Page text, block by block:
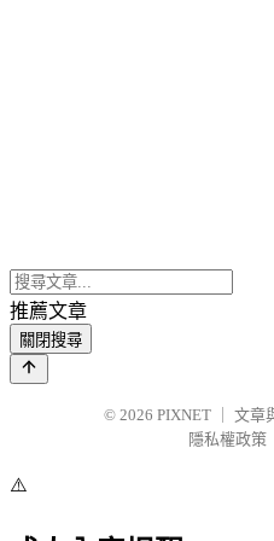
推薦文章
關閉搜尋
© 2026 PIXNET
文章
隱私權政策
⚠️